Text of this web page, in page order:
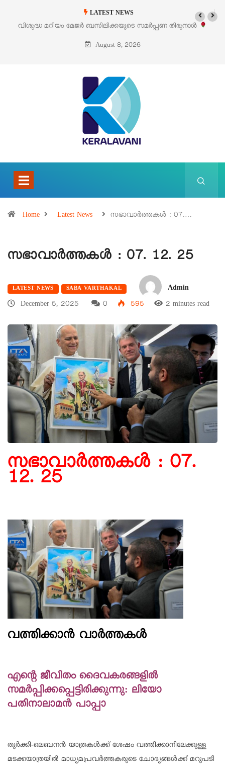
LATEST NEWS
‘പെറ്റൽസ്’ ലൈഫ് സ്റ്റൈൽ എക്സിബിഷനും സെയിലും ഓഗസ്റ്റ് 8-ന്
പെരുമാനൂരിൽ
August 8, 2026
Home Latest News സഭാവാര്‍ത്തകള്‍ : 07.…
സഭാവാര്‍ത്തകള്‍ : 07. 12. 25
LATEST NEWS SABA VARTHAKAL
Admin
December 5, 2025
0 595 2 minutes read
സഭാവാര്‍ത്തകള്‍ : 07.
12. 25
വത്തിക്കാൻ വാർത്തകൾ
എന്റെ ജീവിതം ദൈവകരങ്ങളില്‍
സമര്‍പ്പിക്കപ്പെട്ടിരിക്കുന്നു: ലിയോ
പതിനാലാമന്‍ പാപ്പാ
തുര്‍ക്കി-ലെബനന്‍ യാത്രകള്‍ക്ക് ശേഷം വത്തിക്കാനിലേക്കുള്ള
മടക്കയാത്രയില്‍ മാധ്യമപ്രവര്‍ത്തകരുടെ ചോദ്യങ്ങള്‍ക്ക് മറുപടി